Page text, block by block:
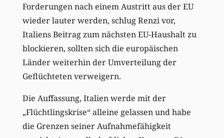
Forderungen nach einem Austritt aus der EU
wieder lauter werden, schlug Renzi vor,
Italiens Beitrag zum nächsten EU-Haushalt zu
blockieren, sollten sich die europäischen
Länder weiterhin der Umverteilung der
Geflüchteten verweigern.
Die Auffassung, Italien werde mit der
„Flüchtlingskrise“ alleine gelassen und habe
die Grenzen seiner Aufnahmefähigkeit